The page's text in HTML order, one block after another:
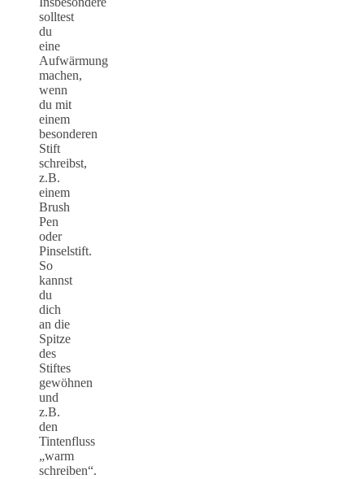
solltest
du
eine
Aufwärmung
machen,
wenn
du mit
einem
besonderen
Stift
schreibst,
z.B.
einem
Brush
Pen
oder
Pinselstift.
So
kannst
du
dich
an die
Spitze
des
Stiftes
gewöhnen
und
z.B.
den
Tintenfluss
„warm
schreiben“.